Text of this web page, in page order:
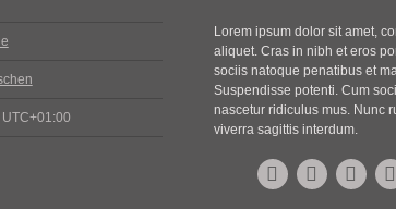
UTC+01:00
Lorem ipsum dolor sit amet,
aliquet. Cras in nibh et eros
sociis natoque penatibus et
Suspendisse potenti. Cum
nascetur ridiculus mus. Nunc
viverra sagittis interdum.